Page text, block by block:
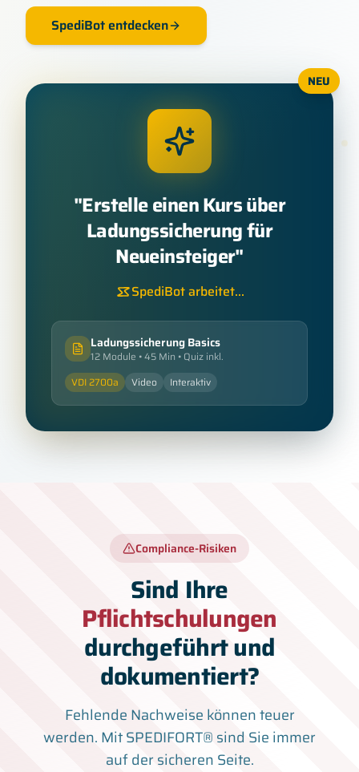
SpediBot entdecken
"Erstelle einen Kurs über
Ladungssicherung für
Neueinsteiger"
SpediBot arbeitet...
Ladungssicherung Basics
12 Module • 45 Min • Quiz inkl.
VDI 2700a
Video Interaktiv
NEU
Compliance-Risiken
Sind Ihre
Pflichtschulungen
durchgeführt und
dokumentiert?
Fehlende Nachweise können teuer
werden. Mit SPEDIFORT® sind Sie immer
auf der sicheren Seite.